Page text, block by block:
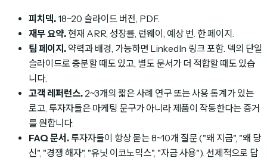
피치덱.18~20 슬라이드 버전, PDF.
재무 요약.현재 ARR, 성장률, 런웨이, 예상 번. 한 페이지.
팀 페이지. 약력과 배경, 가능하면 LinkedIn 링크 포함. 덱의 단일
슬라이드로 충분할 때도 있고, 별도 문서가 더 적합할 때도 있습
니다.
고객 레퍼런스. 2~3개의 짧은 사례 연구 또는 사용 통계가 있는
로고. 투자자들은 마케팅 문구가 아니라 제품이 작동한다는 증거
를 원합니다.
FAQ 문서. 투자자들이 항상 묻는 8~10개 질문 ("왜 지금", "왜 당
신", "경쟁 해자", "유닛 이코노믹스", "자금 사용"). 선제적으로 답